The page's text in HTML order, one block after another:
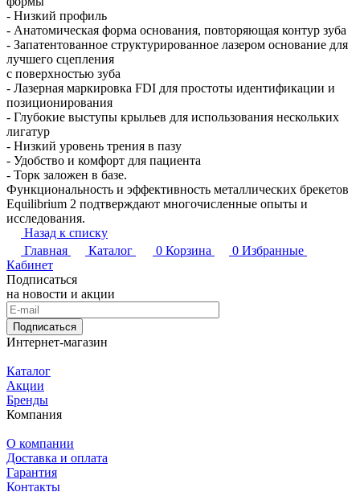
- Низкий профиль
- Анатомическая форма основания, повторяющая контур зуба
- Запатентованное структурированное лазером основание для
лучшего сцепления
с поверхностью зуба
- Лазерная маркировка FDI для простоты идентификации и
позиционирования
- Глубокие выступы крыльев для использования нескольких
лигатур
- Низкий уровень трения в пазу
- Удобство и комфорт для пациента
- Торк заложен в базе.
Функциональность и эффективность металлических брекетов
Equilibrium 2 подтверждают многочисленные опыты и
исследования.
Назад к списку
Главная
Каталог 0 Корзина 0 Избранные
Кабинет
Подписаться
на новости и акции
Подписаться
Интернет-магазин
Каталог
Акции
Бренды
Компания
О компании
Доставка и оплата
Гарантия
Контакты